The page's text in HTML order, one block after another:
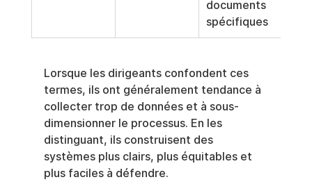
documents
spécifiques
Lorsque les dirigeants confondent ces
termes, ils ont généralement tendance à
collecter trop de données et à sous-
dimensionner le processus. En les
distinguant, ils construisent des
systèmes plus clairs, plus équitables et
plus faciles à défendre.